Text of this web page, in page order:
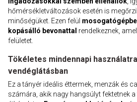
hőmérsékletváltozások esetén is
minőségüket. Ezen felül
kopásálló bevonattal rendelkeznek,
felületet.
Tökéletes mindennapi
vendéglátásban
Ez a tányér ideális éttermek, menzák és
számára, akik nagy hangsúlyt fektetnek